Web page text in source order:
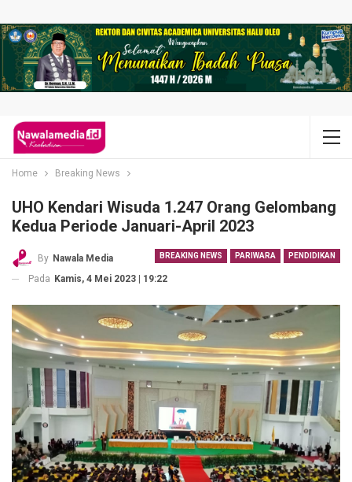
Home Breaking News
UHO Kendari Wisuda 1.247 Orang Gelombang
Kedua Periode Januari-April 2023
BREAKING NEWS PARIWARA PENDIDIKAN
By Nawala Media
Pada Kamis, 4 Mei 2023 | 19:22